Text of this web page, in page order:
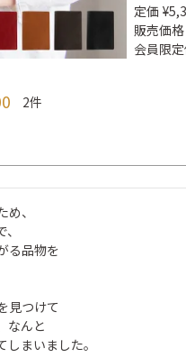
定価 ¥
販売価格
会員限
2
、
る品物を
見つけて
なんと
まいました。